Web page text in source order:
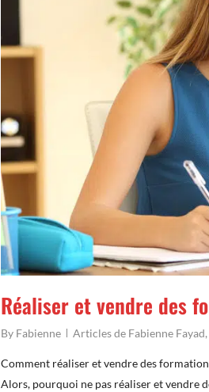
Réaliser et vendre des
By Fabienne Articles de Fabienne Fayad,
Comment réaliser et vendre des
Alors, pourquoi ne pas réaliser et vendre